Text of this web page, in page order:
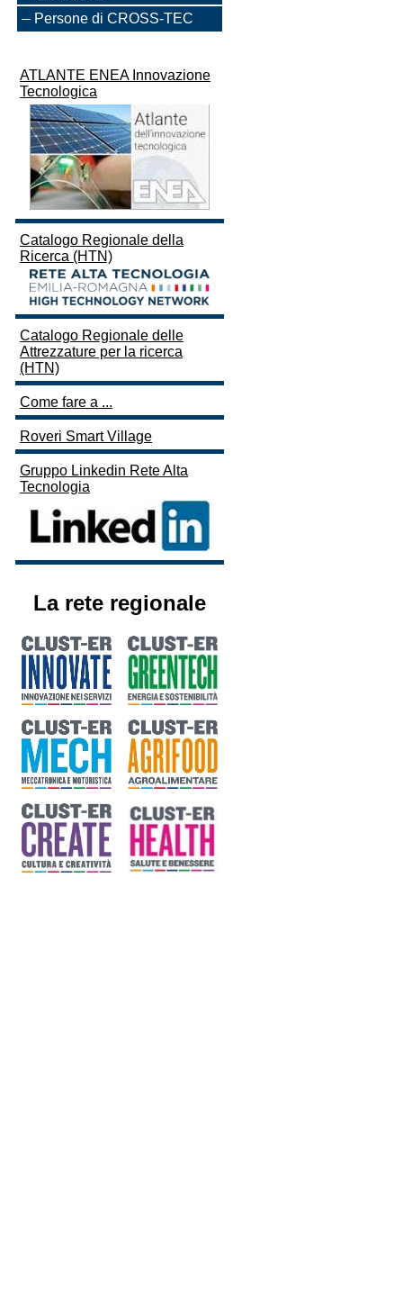
Persone di CROSS-TEC
ATLANTE ENEA Innovazione
Tecnologica
Catalogo Regionale della
Ricerca (HTN)
Catalogo Regionale delle
Attrezzature per la ricerca
(HTN)
Come fare a ...
Roveri Smart Village
Gruppo Linkedin Rete Alta
Tecnologia
La rete regionale